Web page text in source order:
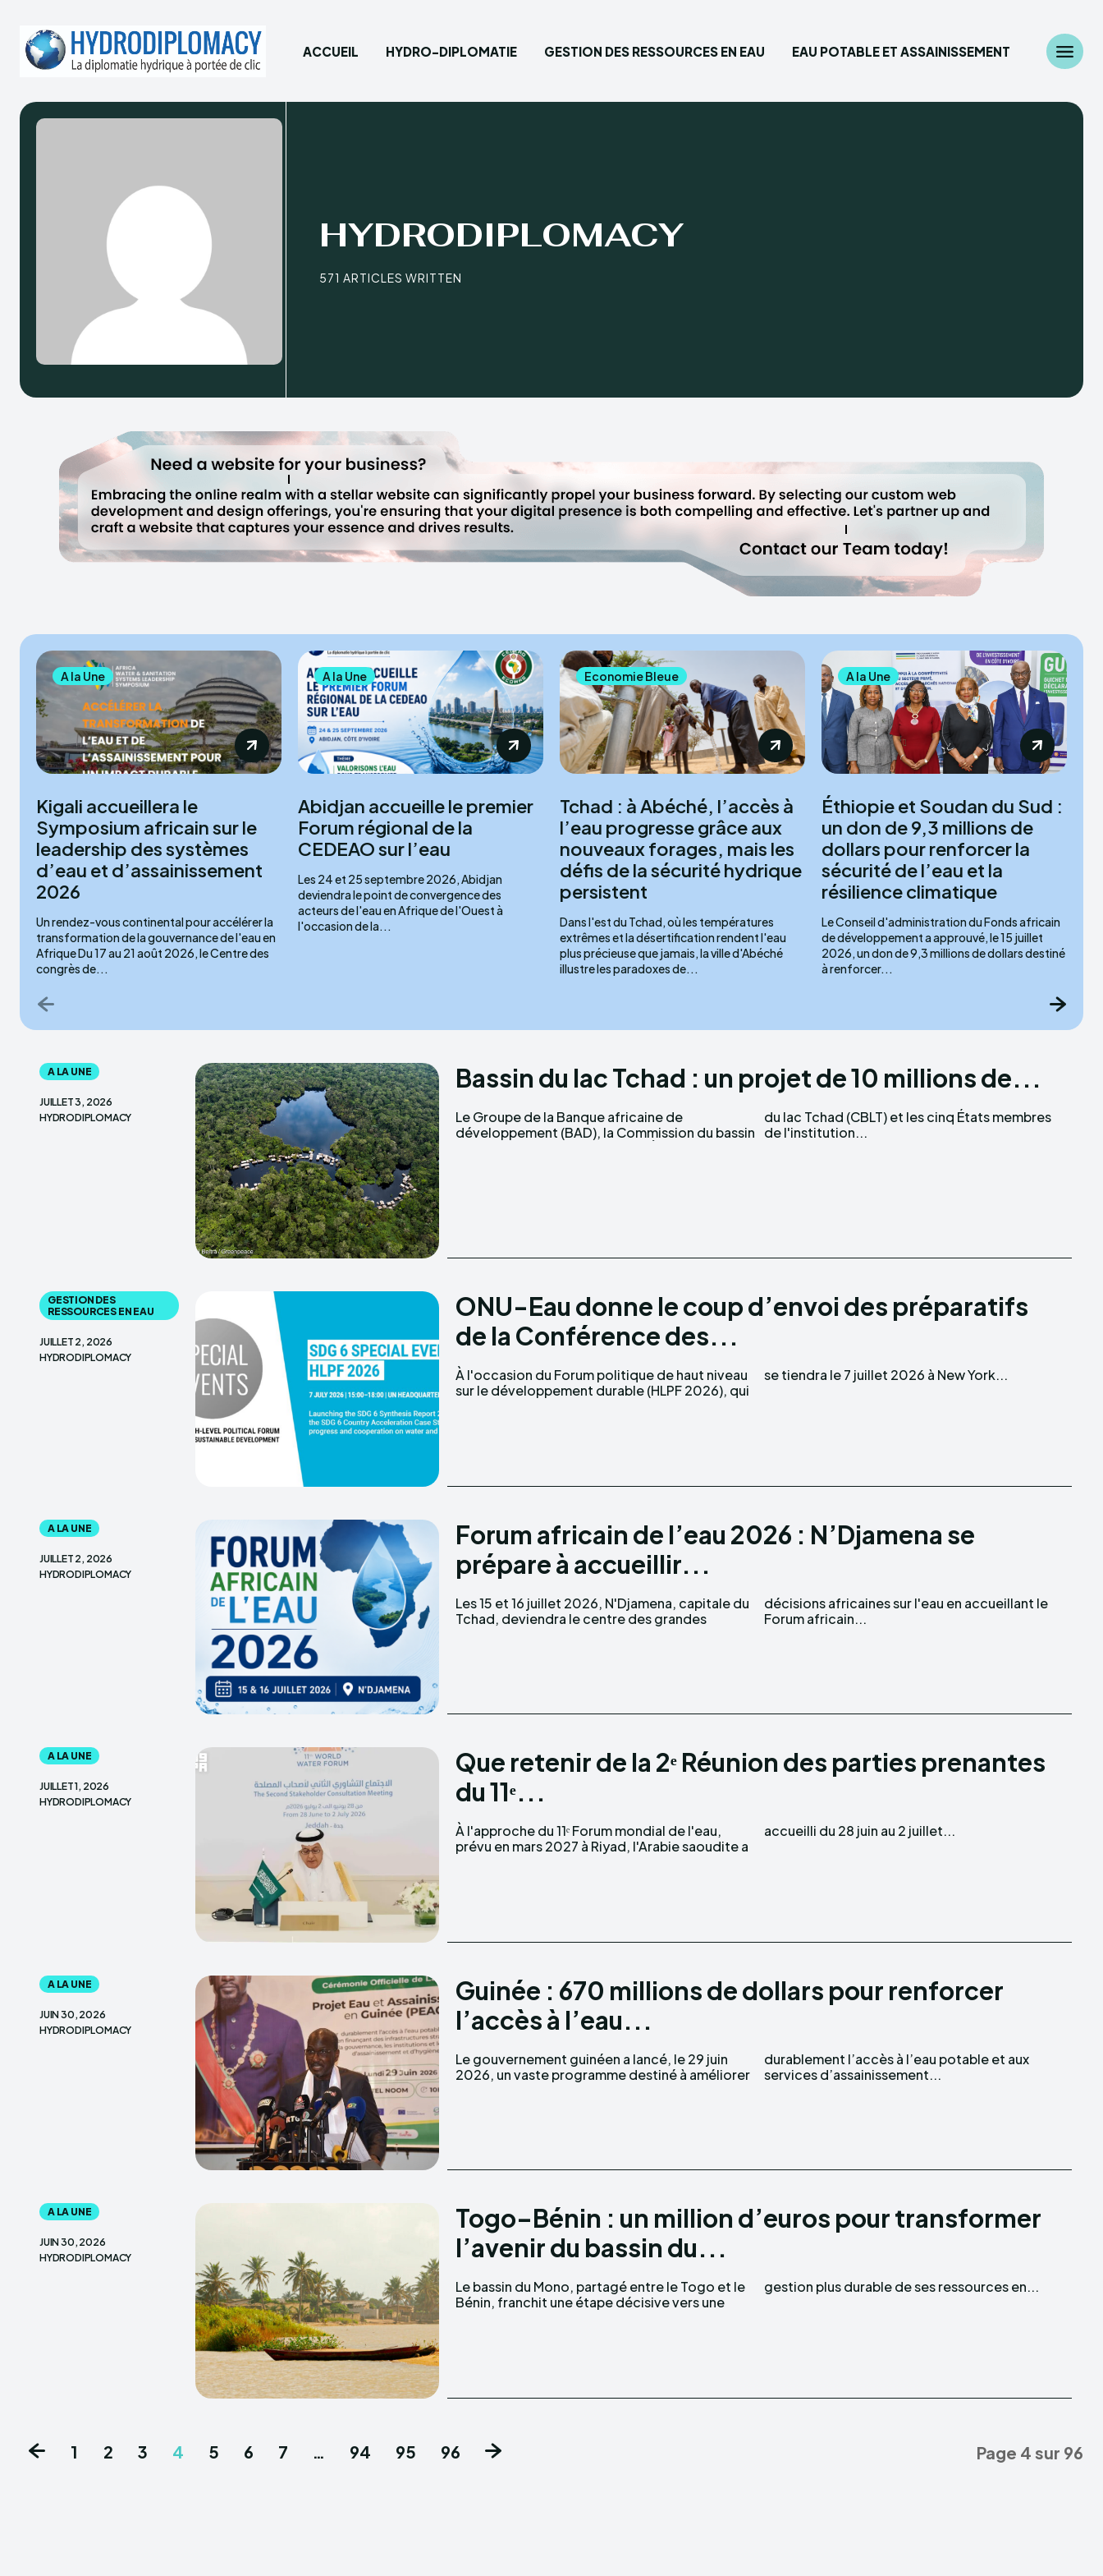
Gestion des Ressources en eau
HYDRODIPLOMACY
ACCUEIL HYDRO-DIPLOMATIE GESTION DES RESSOURCES EN EAU EAU POTABLE ET ASSAINISSEMENT
HYDRODIPLOMACY
571 ARTICLES WRITTEN
A la Une
Kigali accueillera le
Symposium africain sur le
leadership des systèmes
d’eau et d’assainissement
2026
Un rendez-vous continental pour accélérer la
transformation de la gouvernance de l'eau en
Afrique Du 17 au 21 août 2026, le Centre des
congrès de...
A la Une
Abidjan accueille le premier
Forum régional de la
CEDEAO sur l’eau
Les 24 et 25 septembre 2026, Abidjan
deviendra le point de convergence des
acteurs de l'eau en Afrique de l'Ouest à
l'occasion de la...
Economie Bleue
Tchad : à Abéché, l’accès à
l’eau progresse grâce aux
nouveaux forages, mais les
défis de la sécurité hydrique
persistent
Dans l'est du Tchad, où les températures
extrêmes et la désertification rendent l'eau
plus précieuse que jamais, la ville d'Abéché
illustre les paradoxes de...
A la Une
Éthiopie et Soudan du Sud :
un don de 9,3 millions de
dollars pour renforcer la
sécurité de l’eau et la
résilience climatique
Le Conseil d'administration du Fonds africain
de développement a approuvé, le 15 juillet
2026, un don de 9,3 millions de dollars destiné
à renforcer...
A LA UNE
JUILLET 3, 2026
HYDRODIPLOMACY
Bassin du lac Tchad : un projet de 10 millions de...
Le Groupe de la Banque africaine de
développement (BAD), la Commission du bassin
du lac Tchad (CBLT) et les cinq États membres
de l'institution...
GESTION DES
RESSOURCES EN EAU
JUILLET 2, 2026
HYDRODIPLOMACY
ONU-Eau donne le coup d’envoi des préparatifs
de la Conférence des...
À l'occasion du Forum politique de haut niveau
sur le développement durable (HLPF 2026), qui
se tiendra le 7 juillet 2026 à New York...
A LA UNE
JUILLET 2, 2026
HYDRODIPLOMACY
Forum africain de l’eau 2026 : N’Djamena se
prépare à accueillir...
Les 15 et 16 juillet 2026, N'Djamena, capitale du
Tchad, deviendra le centre des grandes
décisions africaines sur l'eau en accueillant le
Forum africain...
A LA UNE
JUILLET 1, 2026
HYDRODIPLOMACY
Que retenir de la 2ᵉ Réunion des parties prenantes
du 11ᵉ...
À l'approche du 11ᵉ Forum mondial de l'eau,
prévu en mars 2027 à Riyad, l'Arabie saoudite a
accueilli du 28 juin au 2 juillet...
A LA UNE
JUIN 30, 2026
HYDRODIPLOMACY
Guinée : 670 millions de dollars pour renforcer
l’accès à l’eau...
Le gouvernement guinéen a lancé, le 29 juin
2026, un vaste programme destiné à améliorer
durablement l’accès à l’eau potable et aux
services d’assainissement...
A LA UNE
JUIN 30, 2026
HYDRODIPLOMACY
Togo–Bénin : un million d’euros pour transformer
l’avenir du bassin du...
Le bassin du Mono, partagé entre le Togo et le
Bénin, franchit une étape décisive vers une
gestion plus durable de ses ressources en...
1 2 3 4 5 6 7 … 94 95 96 Page 4 sur 96